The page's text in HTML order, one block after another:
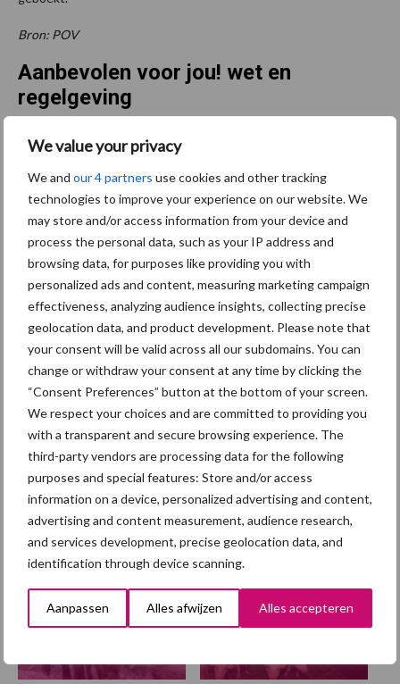
We value your privacy
We and our 4 partners use cookies and other tracking
technologies to improve your experience on our website. We
may store and/or access information from your device and
process the personal data, such as your IP address and
browsing data, for purposes like providing you with
personalized ads and content, measuring marketing campaign
effectiveness, analyzing audience insights, collecting precise
geolocation data, and product development. Please note that
your consent will be valid across all our subdomains. You can
change or withdraw your consent at any time by clicking the
“Consent Preferences” button at the bottom of your screen.
We respect your choices and are committed to providing you
with a transparent and secure browsing experience. The
third-party vendors are processing data for the following
purposes and special features: Store and/or access
information on a device, personalized advertising and content,
advertising and content measurement, audience research,
and services development, precise geolocation data, and
identification through device scanning.
Aanpassen Alles afwijzen Alles accepteren
Bron: POV
Aanbevolen voor jou! wet en
regelgeving
VleesNL overweegt
juridische stappen tegen
Algemene Rekenkamer:
stalemissies 18 procent
lager, helft daling door
stoppersregelingen
Kabinet maakt nieuwe
stikstofaanpak bekend en
voert ammoniaknorm in
Diergezondheid Fokkerij Huisvesting
Afrikaanse
Brachyspira